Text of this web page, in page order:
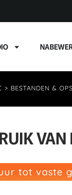
> BESTANDEN &
VAN
tot vaste